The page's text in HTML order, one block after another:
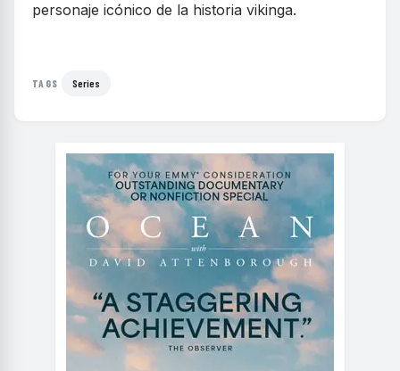
personaje icónico de la historia vikinga.
TAGS Series